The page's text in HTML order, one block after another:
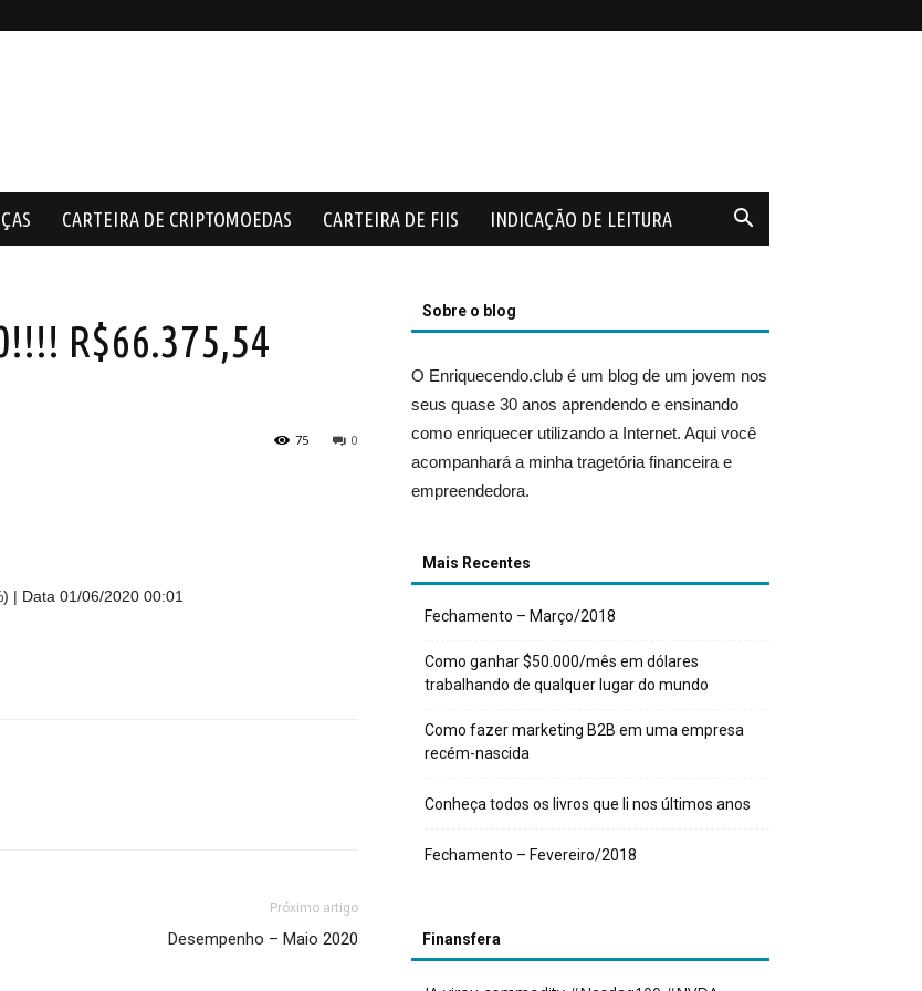
CARTEIRA DE CRIPTOMOEDAS CARTEIRA DE FIIS INDICAÇÃO DE LEITURA
R$66.375,54
0
75
Data 01/06/2020 00:01
Próximo artigo
Desempenho – Maio 2020
Sobre o blog
O Enriquecendo.club é um blog de um jovem nos
seus quase 30 anos aprendendo e ensinando
como enriquecer utilizando a Internet. Aqui você
acompanhará a minha tragetória financeira e
empreendedora.
Mais Recentes
Fechamento – Março/2018
Como ganhar $50.000/mês em dólares
trabalhando de qualquer lugar do mundo
Como fazer marketing B2B em uma empresa
recém-nascida
Conheça todos os livros que li nos últimos anos
Fechamento – Fevereiro/2018
Finansfera